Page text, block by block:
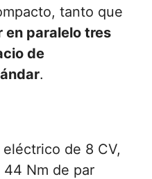
tanto que
en paralelo tres
de
.
de 8 CV,
Nm de par